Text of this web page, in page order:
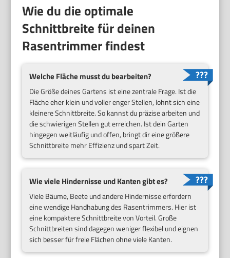
Wie du die optimale
Schnittbreite für deinen
Rasentrimmer findest
Welche Fläche musst du bearbeiten?
Die Größe deines Gartens ist eine zentrale Frage. Ist die
Fläche eher klein und voller enger Stellen, lohnt sich eine
kleinere Schnittbreite. So kannst du präzise arbeiten und
die schwierigen Stellen gut erreichen. Ist dein Garten
hingegen weitläufig und offen, bringt dir eine größere
Schnittbreite mehr Effizienz und spart Zeit.
Wie viele Hindernisse und Kanten gibt es?
Viele Bäume, Beete und andere Hindernisse erfordern
eine wendige Handhabung des Rasentrimmers. Hier ist
eine kompaktere Schnittbreite von Vorteil. Große
Schnittbreiten sind dagegen weniger flexibel und eignen
sich besser für freie Flächen ohne viele Kanten.